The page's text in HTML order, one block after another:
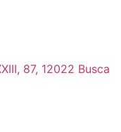
87, 12022 Busca